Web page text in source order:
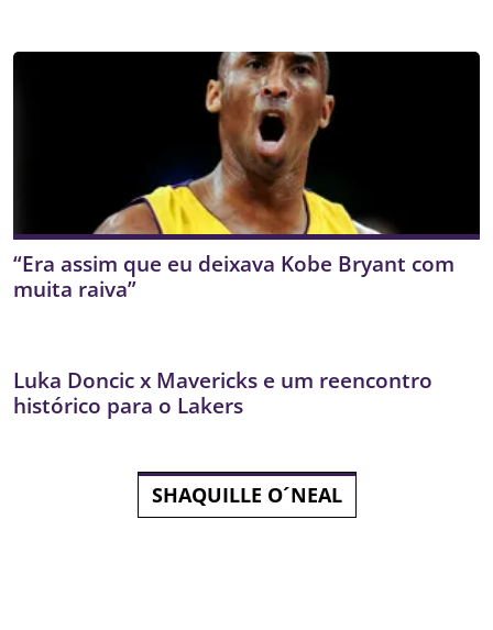
“Era assim que eu deixava Kobe Bryant com
muita raiva”
Luka Doncic x Mavericks e um reencontro
histórico para o Lakers
SHAQUILLE O´NEAL